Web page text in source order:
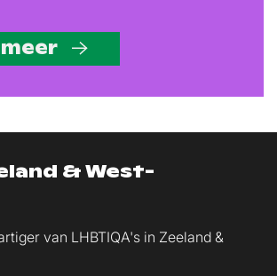
& West-
van LHBTIQA's in Zeeland &